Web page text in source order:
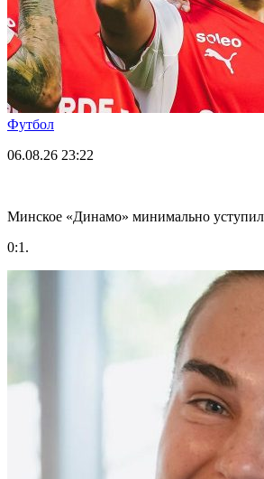
Футбол
06.08.26 23:22
Минское «Динамо» минимально
0:1.